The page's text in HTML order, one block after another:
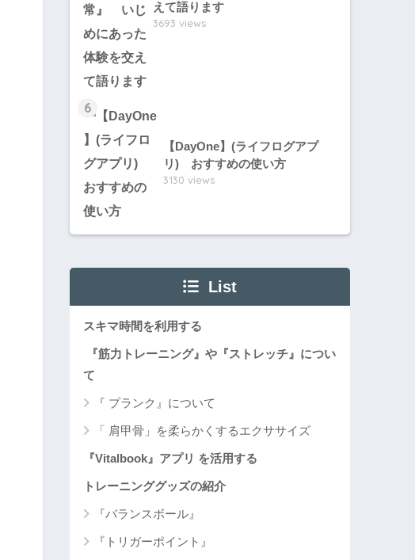
えて語ります
3693 views
6
【DayOne】(ライフログアプ
リ) おすすめの使い方
3130 views
List
スキマ時間を利用する
『筋力トレーニング』や『ストレッチ』につい
て
『 プランク』について
「 肩甲骨」を柔らかくするエクササイズ
『Vitalbook』アプリ を活用する
トレーニンググッズの紹介
『バランスボール』
『トリガーポイント』